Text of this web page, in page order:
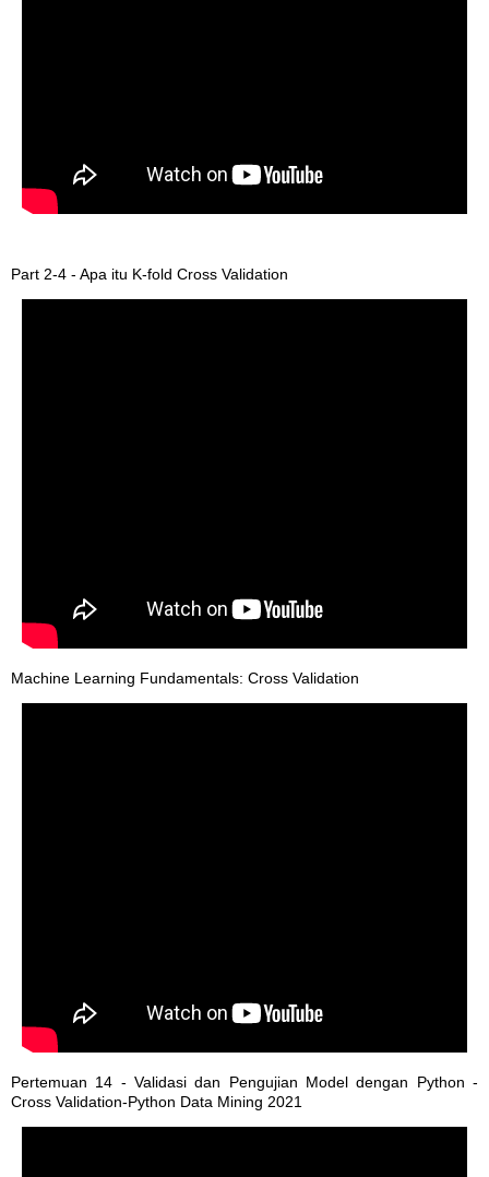
Part 2-4 - Apa itu K-fold Cross Validation
Machine Learning Fundamentals: Cross Validation
Pertemuan 14 - Validasi dan Pengujian Model dengan Python -
Cross Validation-Python Data Mining 2021